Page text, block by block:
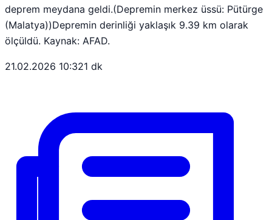
deprem meydana geldi.(Depremin merkez üssü: Pütürge
(Malatya))Depremin derinliği yaklaşık 9.39 km olarak
ölçüldü. Kaynak: AFAD.
21.02.2026 10:321 dk